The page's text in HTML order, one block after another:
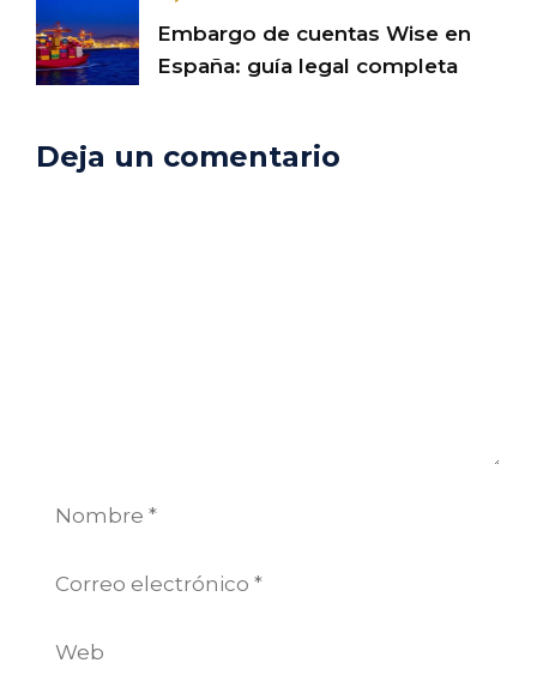
Embargo de cuentas Wise en
España: guía legal completa
Deja un comentario
Nombre
Correo
Web